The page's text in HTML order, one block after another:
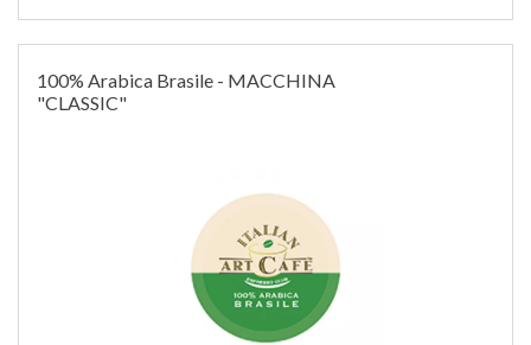
100% Arabica Brasile - MACCHINA
"CLASSIC"